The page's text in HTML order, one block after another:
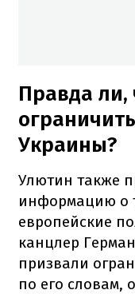
Правда ли,
Украины?
Улютин также
информацию о
европейские
канцлер
призвали
по его